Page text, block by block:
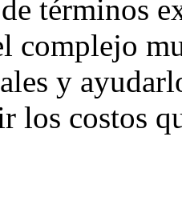
términos
complejo
y
los costos